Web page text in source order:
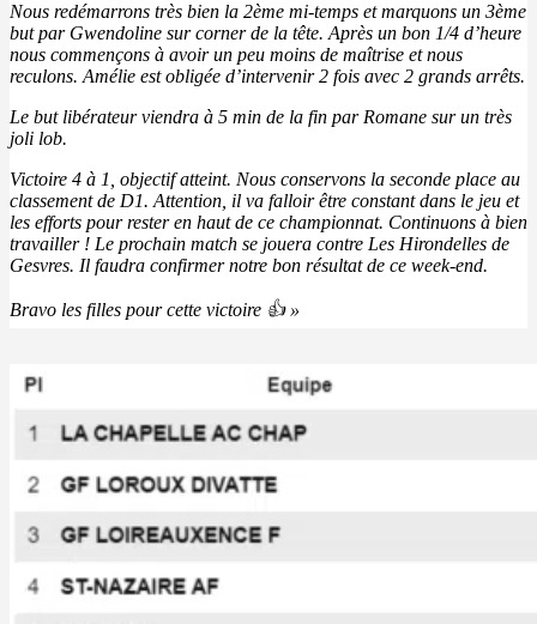
Nous redémarrons très bien la 2ème mi-temps et marquons un 3ème
but par Gwendoline sur corner de la tête. Après un bon 1/4 d’heure
nous commençons à avoir un peu moins de maîtrise et nous
reculons. Amélie est obligée d’intervenir 2 fois avec 2 grands arrêts.
Le but libérateur viendra à 5 min de la fin par Romane sur un très
joli lob.
Victoire 4 à 1, objectif atteint. Nous conservons la seconde place au
classement de D1. Attention, il va falloir être constant dans le jeu et
les efforts pour rester en haut de ce championnat. Continuons à bien
travailler ! Le prochain match se jouera contre Les Hirondelles de
Gesvres. Il faudra confirmer notre bon résultat de ce week-end.
Bravo les filles pour cette victoire 👍 »